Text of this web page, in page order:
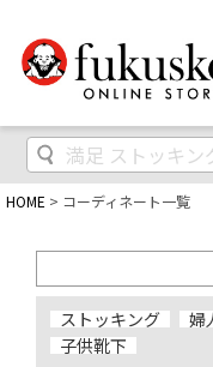
HOME コーディネート一覧
ストッキング 婦
子供靴下